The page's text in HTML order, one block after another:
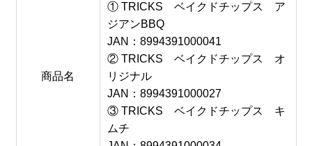
商品名
① TRICKS ベイクドチップス ア
ジアンBBQ
JAN：8994391000041
② TRICKS ベイクドチップス オ
リジナル
JAN：8994391000027
③ TRICKS ベイクドチップス キ
ムチ